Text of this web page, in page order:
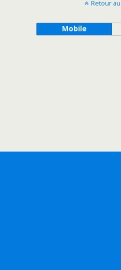
Retour
Mobile